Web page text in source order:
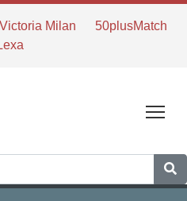
Victoria Milan
50plusMatch